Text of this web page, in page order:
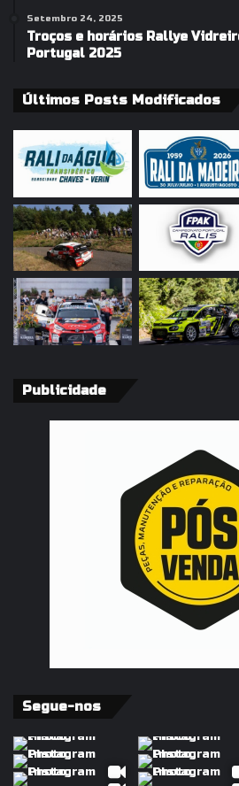
Setembro 24, 2025
Troços e horários Rallye
Portugal 2025
Últimos Posts Modificados
Publicidade
Segue-nos